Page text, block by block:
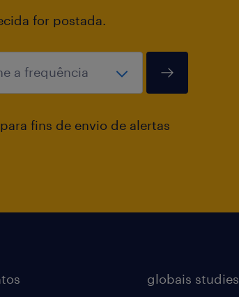
for postada.
fins de envio de alertas
globais studies